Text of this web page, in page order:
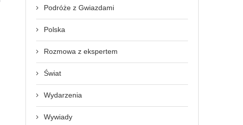
Podróże z Gwiazdami
Polska
Rozmowa z ekspertem
Świat
Wydarzenia
Wywiady